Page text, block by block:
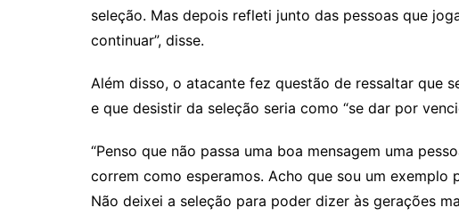
seleção. Mas depois refleti junto das pessoas que
continuar”, disse.
Além disso, o atacante fez questão de ressaltar que
e que desistir da seleção seria como “se dar por
“Penso que não passa uma boa mensagem uma
correm como esperamos. Acho que sou um exemplo
Não deixei a seleção para poder dizer às gerações